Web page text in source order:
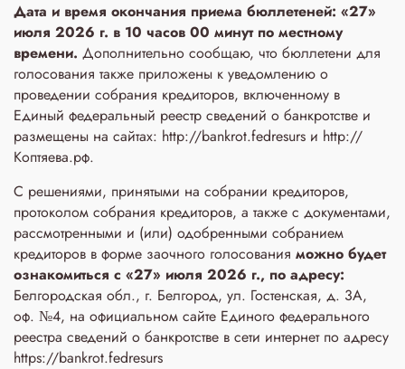
Дата и время окончания приема бюллетеней: «27»
июля 2026 г. в 10 часов 00 минут по местному
времени. Дополнительно сообщаю, что бюллетени для
голосования также приложены к уведомлению о
проведении собрания кредиторов, включенному в
Единый федеральный реестр сведений о банкротстве и
размещены на сайтах: http://bankrot.fedresurs и http://
Коптяева.рф.
С решениями, принятыми на собрании кредиторов,
протоколом собрания кредиторов, а также с документами,
рассмотренными и (или) одобренными собранием
кредиторов в форме заочного голосования можно будет
ознакомиться с «27» июля 2026 г., по адресу:
Белгородская обл., г. Белгород, ул. Гостенская, д. 3A,
оф. №4, на официальном сайте Единого федерального
реестра сведений о банкротстве в сети интернет по адресу
https://bankrot.fedresurs